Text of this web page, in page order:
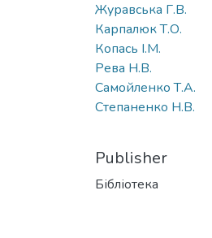
Журавська Г.В.
Карпалюк Т.О.
Копась І.М.
Рева Н.В.
Самойленко Т.А.
Степаненко Н.В.
Publisher
Бібліотека